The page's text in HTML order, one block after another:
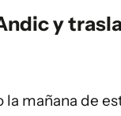
y
la mañana de